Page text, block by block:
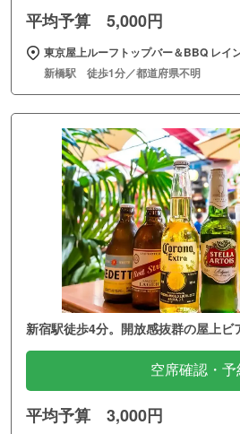
平均予算 5,000円
東京屋上ルーフトップバー＆BBQ レイ
新橋駅 徒歩1分／都道府県不明
新宿駅徒歩4分。開放感抜群の屋上ビ
空席確認・予
平均予算 3,000円